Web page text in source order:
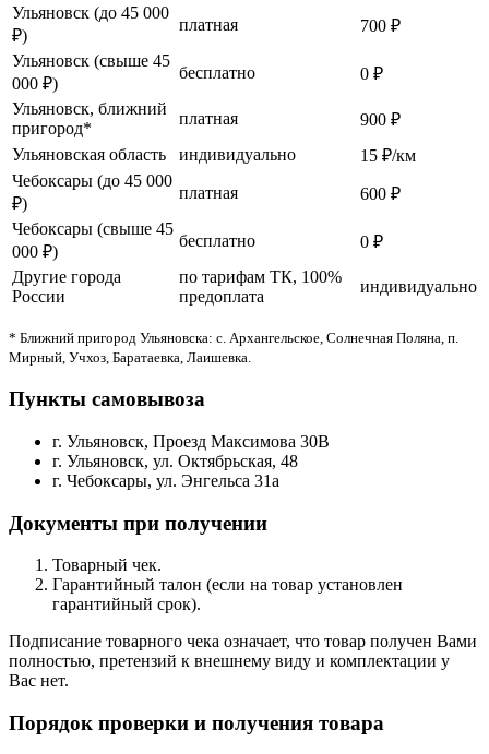
Ульяновск (до 45 000
₽)
платная
700 ₽
Ульяновск (свыше 45
000 ₽)
бесплатно
0 ₽
Ульяновск, ближний
пригород*
платная
900 ₽
Ульяновская область
индивидуально
15 ₽/км
Чебоксары (до 45 000
₽)
платная
600 ₽
Чебоксары (свыше 45
000 ₽)
бесплатно
0 ₽
Другие города
России
по тарифам ТК, 100%
предоплата
индивидуально
* Ближний пригород Ульяновска: с. Архангельское, Солнечная Поляна, п.
Мирный, Учхоз, Баратаевка, Лаишевка.
Пункты самовывоза
г. Ульяновск, Проезд Максимова 30В
г. Ульяновск, ул. Октябрьская, 48
г. Чебоксары, ул. Энгельса 31а
Документы при получении
Товарный чек.
Гарантийный талон (если на товар установлен
гарантийный срок).
Подписание товарного чека означает, что товар получен Вами
полностью, претензий к внешнему виду и комплектации у
Вас нет.
Порядок проверки и получения товара